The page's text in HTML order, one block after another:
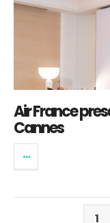
Air France
Cannes
1